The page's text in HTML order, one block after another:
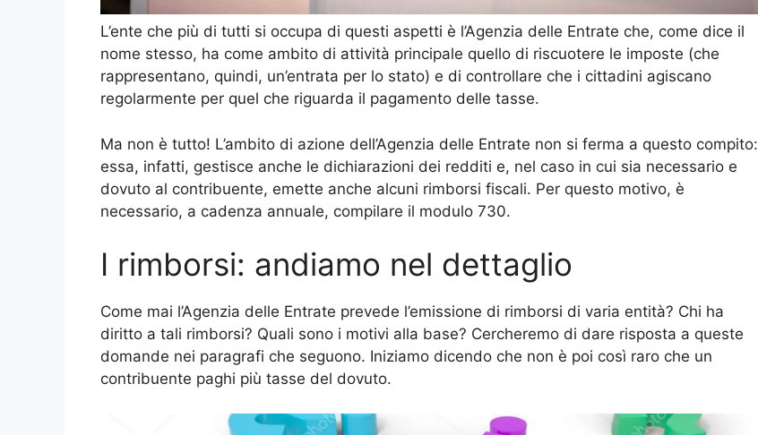
L’ente che più di tutti si occupa di questi aspetti è l’Agenzia delle Entrate che, come dice il
nome stesso, ha come ambito di attività principale quello di riscuotere le imposte (che
rappresentano, quindi, un’entrata per lo stato) e di controllare che i cittadini agiscano
regolarmente per quel che riguarda il pagamento delle tasse.
Ma non è tutto! L’ambito di azione dell’Agenzia delle Entrate non si ferma a questo compito:
essa, infatti, gestisce anche le dichiarazioni dei redditi e, nel caso in cui sia necessario e
dovuto al contribuente, emette anche alcuni rimborsi fiscali. Per questo motivo, è
necessario, a cadenza annuale, compilare il modulo 730.
I rimborsi: andiamo nel dettaglio
Come mai l’Agenzia delle Entrate prevede l’emissione di rimborsi di varia entità? Chi ha
diritto a tali rimborsi? Quali sono i motivi alla base? Cercheremo di dare risposta a queste
domande nei paragrafi che seguono. Iniziamo dicendo che non è poi così raro che un
contribuente paghi più tasse del dovuto.